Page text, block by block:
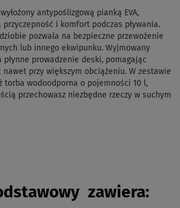
antypoślizgową pianką EVA,
i komfort podczas pływania.
pozwala na bezpieczne przewożenie
lub innego ekwipunku. Wyjmowany
prowadzenie deski, pomagając
przy większym obciążeniu. W zestawie
torba wodoodporna o pojemności 10 l,
przechowasz niezbędne rzeczy w suchym
zawiera: